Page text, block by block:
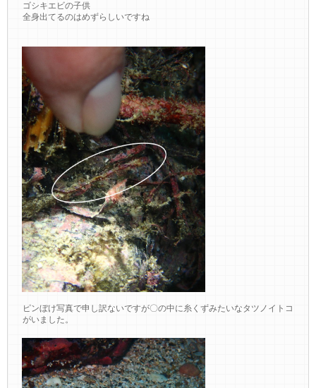
ゴシキエビの子供
全身出てるのはめずらしいですね
ピンぼけ写真で申し訳ないですが〇の中に糸くずみたいなタツノイトコ
がいました。